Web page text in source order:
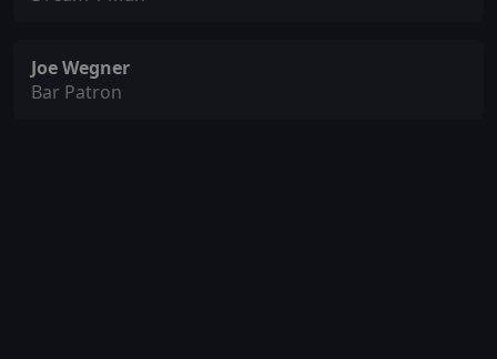
Joe Wegner
Bar Patron